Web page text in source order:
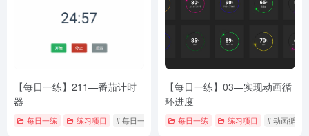
【每日一练】211—番茄计时
器
每日一练 练习项目 # 每日一练
【每日一练】03—实现动画循
环进度
每日一练 练习项目 # 动画循环